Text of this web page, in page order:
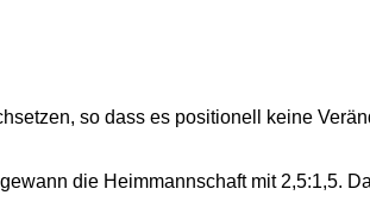
so dass es positionell keine
die Heimmannschaft mit 2,5:1,5.